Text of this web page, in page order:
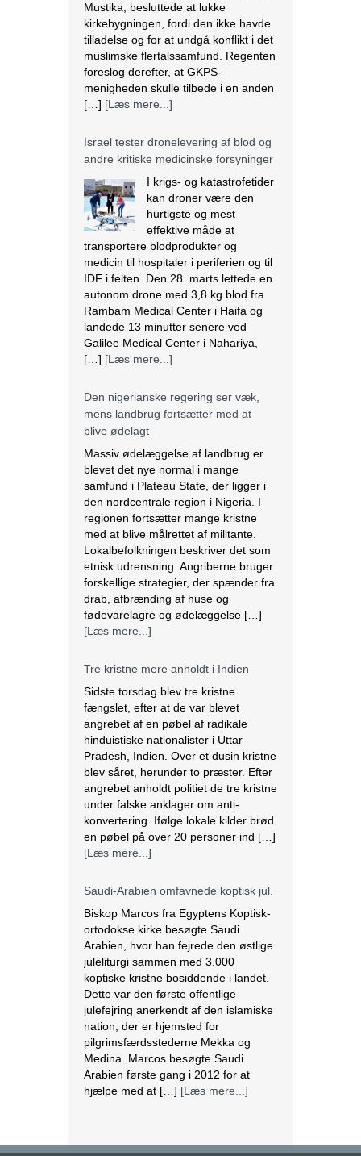
Mustika, besluttede at lukke
kirkebygningen, fordi den ikke havde
tilladelse og for at undgå konflikt i det
muslimske flertalssamfund. Regenten
foreslog derefter, at GKPS-
menigheden skulle tilbede i en anden
[…] [Læs mere...]
Israel tester dronelevering af blod og
andre kritiske medicinske forsyninger
I krigs- og katastrofetider
kan droner være den
hurtigste og mest
effektive måde at
transportere blodprodukter og
medicin til hospitaler i periferien og til
IDF i felten. Den 28. marts lettede en
autonom drone med 3,8 kg blod fra
Rambam Medical Center i Haifa og
landede 13 minutter senere ved
Galilee Medical Center i Nahariya,
[…] [Læs mere...]
Den nigerianske regering ser væk,
mens landbrug fortsætter med at
blive ødelagt
Massiv ødelæggelse af landbrug er
blevet det nye normal i mange
samfund i Plateau State, der ligger i
den nordcentrale region i Nigeria. I
regionen fortsætter mange kristne
med at blive målrettet af militante.
Lokalbefolkningen beskriver det som
etnisk udrensning. Angriberne bruger
forskellige strategier, der spænder fra
drab, afbrænding af huse og
fødevarelagre og ødelæggelse […]
[Læs mere...]
Tre kristne mere anholdt i Indien
Sidste torsdag blev tre kristne
fængslet, efter at de var blevet
angrebet af en pøbel af radikale
hinduistiske nationalister i Uttar
Pradesh, Indien. Over et dusin kristne
blev såret, herunder to præster. Efter
angrebet anholdt politiet de tre kristne
under falske anklager om anti-
konvertering. Ifølge lokale kilder brød
en pøbel på over 20 personer ind […]
[Læs mere...]
Saudi-Arabien omfavnede koptisk jul.
Biskop Marcos fra Egyptens Koptisk-
ortodokse kirke besøgte Saudi
Arabien, hvor han fejrede den østlige
juleliturgi sammen med 3.000
koptiske kristne bosiddende i landet.
Dette var den første offentlige
julefejring anerkendt af den islamiske
nation, der er hjemsted for
pilgrimsfærdsstederne Mekka og
Medina. Marcos besøgte Saudi
Arabien første gang i 2012 for at
hjælpe med at […] [Læs mere...]
efter lovændring